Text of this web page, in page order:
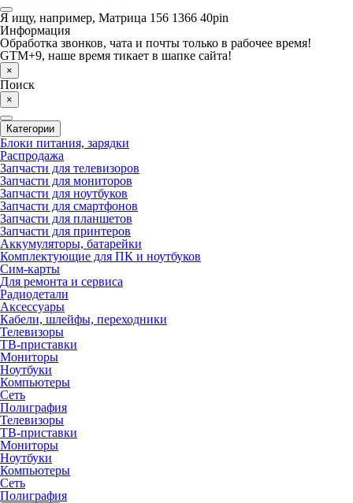
Я ищу, например, Матрица 156 1366 40pin
Информация
Обработка звонков, чата и почты только в рабочее время!
GTM+9, наше время тикает в шапке сайта!
×
Поиск
×
Категории
Блоки питания, зарядки
Распродажа
Запчасти для телевизоров
Запчасти для мониторов
Запчасти для ноутбуков
Запчасти для смартфонов
Запчасти для планшетов
Запчасти для принтеров
Аккумуляторы, батарейки
Комплектующие для ПК и ноутбуков
Сим-карты
Для ремонта и сервиса
Радиодетали
Аксессуары
Кабели, шлейфы, переходники
Телевизоры
ТВ-приставки
Мониторы
Ноутбуки
Компьютеры
Сеть
Полиграфия
Телевизоры
ТВ-приставки
Мониторы
Ноутбуки
Компьютеры
Сеть
Полиграфия